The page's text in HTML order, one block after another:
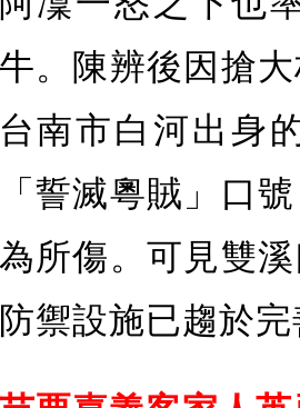
牛。陳辨後因搶
台南市白河出身
「誓滅粵賊」口
為所傷。可見雙
防禦設施已趨於